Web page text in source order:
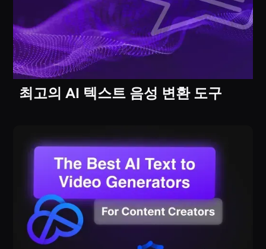
최고의 AI 텍스트 음성 변환 도구